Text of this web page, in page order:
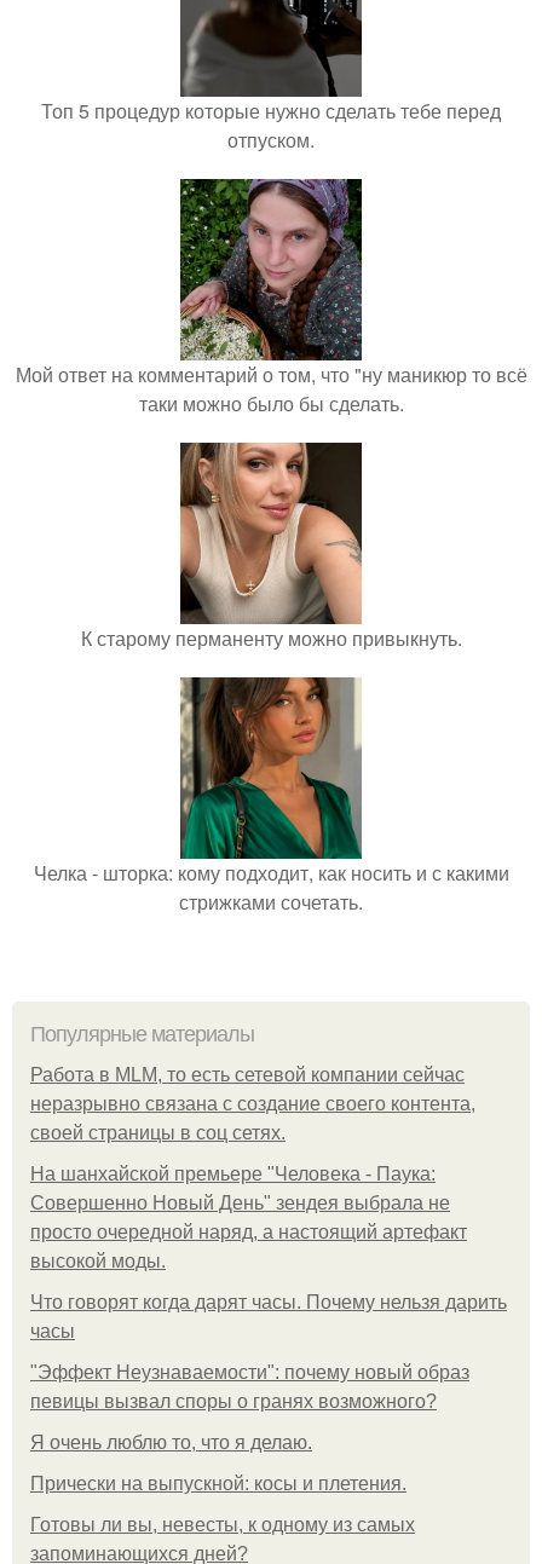
Топ 5 процедур которые нужно сделать тебе перед
отпуском.
Мой ответ на комментарий о том, что "ну маникюр то всё
таки можно было бы сделать.
К старому перманенту можно привыкнуть.
Челка - шторка: кому подходит, как носить и с какими
стрижками сочетать.
Популярные материалы
Работа в MLM, то есть сетевой компании сейчас
неразрывно связана с создание своего контента,
своей страницы в соц сетях.
На шанхайской премьере "Человека - Паука:
Совершенно Новый День" зендея выбрала не
просто очередной наряд, а настоящий артефакт
высокой моды.
Что говорят когда дарят часы. Почему нельзя дарить
часы
"Эффект Неузнаваемости": почему новый образ
певицы вызвал споры о гранях возможного?
Я очень люблю то, что я делаю.
Прически на выпускной: косы и плетения.
Готовы ли вы, невесты, к одному из самых
запоминающихся дней?